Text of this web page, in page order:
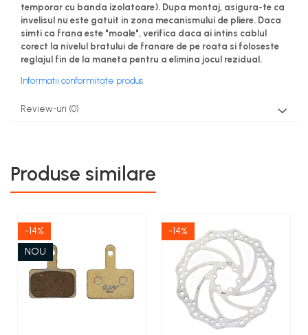
temporar cu banda izolatoare). Dupa montaj, asigura-te ca
invelisul nu este gatuit in zona mecanismului de pliere. Daca
simti ca frana este "moale", verifica daca ai intins cablul
corect la nivelul bratului de franare de pe roata si foloseste
reglajul fin de la maneta pentru a elimina jocul rezidual.
Informatii conformitate produs
Review-uri (0)
Produse similare
-14%
NOU
-14%